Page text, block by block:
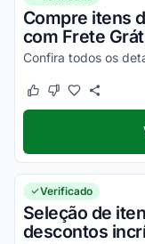
Compre itens
com Frete
Este cupom
Este cupom não
Verificado
Seleção de
descontos